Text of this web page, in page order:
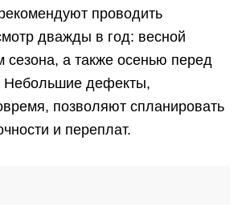
проводить
дважды в год: весной
сезона, а также осенью перед
Небольшие дефекты,
позволяют спланировать
и переплат.